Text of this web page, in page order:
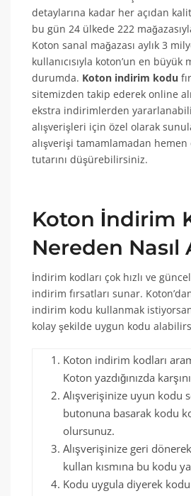
detaylarına kadar her açıdan
bu gün 24 ülkede 222
Koton sanal mağazası aylık 3
kullanıcısıyla koton’un en büyük
durumda. Koton indirim kodu
sitemizden takip ederek online
ekstra indirimlerden
alışverişleri için özel olarak
alışverişi tamamlamadan hemen
tutarını düşürebilirsiniz.
Koton İndirim
Nereden Nasıl
İndirim kodları çok hızlı ve
indirim fırsatları sunar.
indirim kodu kullanmak
kolay şekilde uygun kodu
Koton indirim kodları
Koton yazdığınızda
Alışverişinize uyun kodu
butonuna basarak kodu
olursunuz.
Alışverişinize geri
kullan kısmına bu kodu
Kodu uygula diyerek